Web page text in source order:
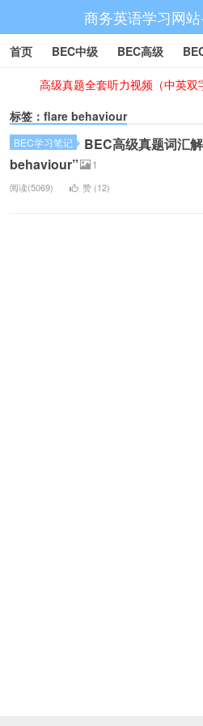
商务英语学习网
首页 BEC中级 BEC高级
BEC阅读 BEC词汇 BEC视频
高级真题全套听力视频（中英双
标签：flare behaviour
BEC学习笔记
BEC高级真题词汇
behaviour”
1
阅读(5069) 赞 (12)